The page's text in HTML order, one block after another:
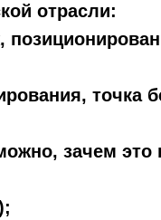
отрасли:
точка
зачем